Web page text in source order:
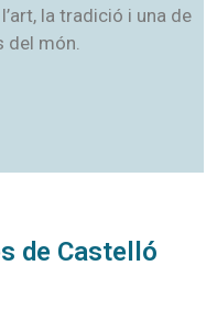
la tradició i una de
món.
de Castelló